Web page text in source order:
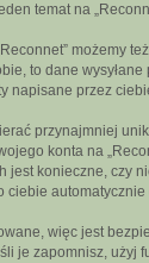
temat na
możemy
to dane
napisane przez
przynajmniej
konta na
jest konieczne, czy
ciebie
więc jest
je zapomnisz, użyj